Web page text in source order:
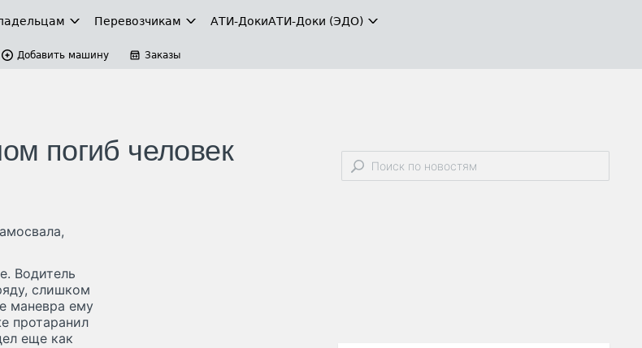
Перевозчикам АТИ-ДокиАТИ-Доки (ЭДО)
Добавить машину Заказы
погиб человек
Водитель
слишком
маневра ему
протаранил
еще как